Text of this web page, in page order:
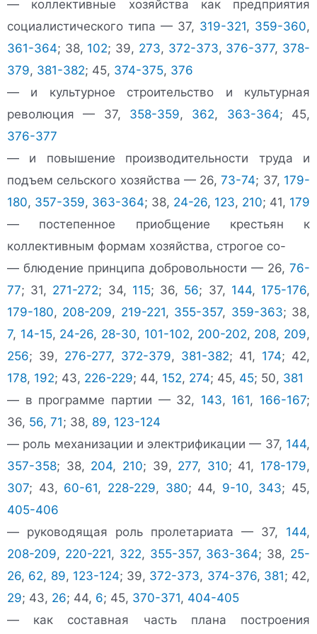
— коллективные хозяйства как предприятия
социалистического типа — 37, 319-321, 359-360,
361-364; 38, 102; 39, 273, 372-373, 376-377, 378-
379, 381-382; 45, 374-375, 376
— и культурное строительство и культурная
революция — 37, 358-359, 362, 363-364; 45,
376-377
— и повышение производительности труда и
подъем сельского хозяйства — 26,73-74; 37, 179-
180, 357-359, 363-364; 38, 24-26, 123, 210; 41, 179
— постепенное приобщение крестьян к
коллективным формам хозяйства, строгое со-
— блюдение принципа добровольности — 26, 76-
77; 31, 271-272; 34, 115; 36, 56; 37, 144, 175-176,
179-180, 208-209, 219-221, 355-357, 359-363; 38,
7, 14-15, 24-26, 28-30, 101-102, 200-202, 208, 209,
256; 39, 276-277, 372-379, 381-382; 41, 174; 42,
178, 192; 43, 226-229; 44, 152, 274; 45, 45; 50, 381
— в программе партии — 32, 143, 161, 166-167;
36, 56, 71; 38, 89, 123-124
— роль механизации и электрификации — 37, 144,
357-358; 38, 204, 210; 39, 277, 310; 41, 178-179,
307; 43, 60-61, 228-229, 380; 44, 9-10, 343; 45,
405-406
— руководящая роль пролетариата — 37, 144,
208-209, 220-221, 322, 355-357, 363-364; 38, 25-
26, 62, 89, 123-124; 39, 372-373, 374-376, 381; 42,
29; 43, 26; 44, 6; 45, 370-371, 404-405
— как составная часть плана построения